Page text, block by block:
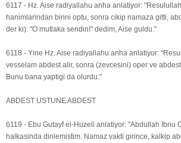
6117 - Hz. Aise radiyallahu anha anlatiyor:
hanimlarindan birini optu, sonra cikip namaza gitti,
der ki): "O mutlaka sendin!" dedim, Aise guldu."
6118 - Yine Hz. Aise radiyallahu anha anlatiyor:
vesselam abdest alir, sonra (zevcesini) oper ve
Bunu bana yaptigi da olurdu."
ABDEST USTUNE ABDEST
6119 - Ebu Gutayf el-Huzeli anlatiyor: "Abdullah Ibnu
halkasinda dinlemistim. Namaz vakti girince, kalkip